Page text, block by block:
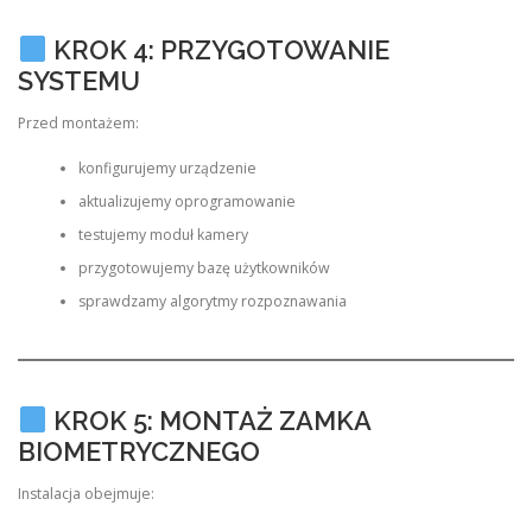
KROK 4: PRZYGOTOWANIE
SYSTEMU
Przed montażem:
konfigurujemy urządzenie
aktualizujemy oprogramowanie
testujemy moduł kamery
przygotowujemy bazę użytkowników
sprawdzamy algorytmy rozpoznawania
KROK 5: MONTAŻ ZAMKA
BIOMETRYCZNEGO
Instalacja obejmuje: